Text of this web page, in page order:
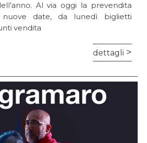
Al via oggi la prevendita
date, da lunedì biglietti
vendita
dettagli